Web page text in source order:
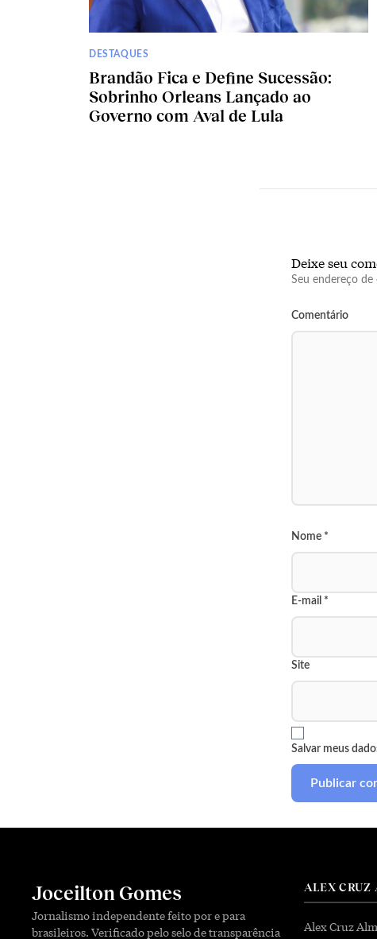
DESTAQUES
Brandão Fica e Define Sucessão:
Sobrinho Orleans Lançado ao
Governo com Aval de Lula
Deixe seu
Seu endereço
Comentário
Nome *
E-mail *
Site
Salvar meus
Joceilton Gomes
Jornalismo independente feito por e para
brasileiros. Verificado pelo selo de transparência
ALEX CRUZ
Alex Cruz